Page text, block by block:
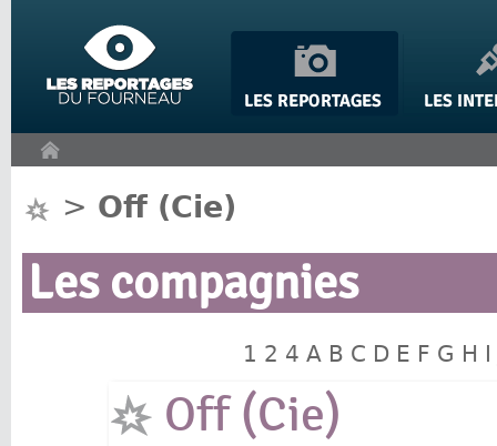
> Off (Cie)
Les compagnies
1 2 4 A B C D E F G H
Off (Cie)